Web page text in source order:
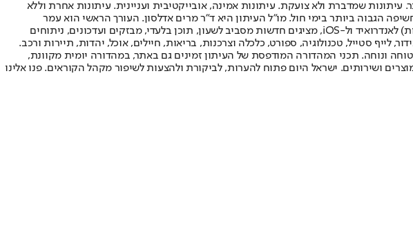
שמדברת ולא צועקת. עיתונות אמינה, אובייקטיבית ועניינית. עיתונות אחרת וללא
היום" לעיתון הישראלי בעל שיעור החשיפה הגבוה ביותר בימי חול. מו"ל העיתון היא ד"ר מרים אדלסון. העורך הראשי הוא עמר
לחמנוביץ, והעורך המייסד הוא עמוס רגב. אתרי האינטרנט של "ישראל היום" בעברית ובאנגלית, כמו כן היישומונים (אפליקציות) לאנדרואיד ול-iOS, מציגים חדשות מסביב לשעון, תוכן בלעדי, מבזקים ועדכונים, ניתוחים
לייף סטייל, טכנולוגיה, ספורט, כלכלה וצרכנות, בריאות, חיילים, אוכל, יהדות, תיירות ורכב.
ונוחה. תכני המהדורה המודפסת של העיתון זמינים גם באתר, במהדורה יומית מקוונת,
ושירותים. ישראל היום פתוח להערות, לביקורת ולהצעות לשיפור מקהל הקוראים. פנו אלינו